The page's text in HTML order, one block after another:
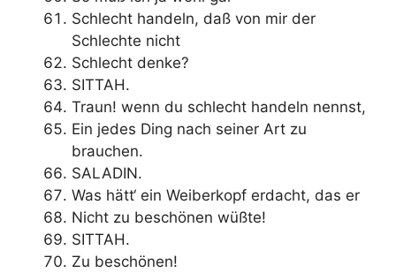
Schlecht handeln, daß von mir der
Schlechte nicht
Schlecht denke?
SITTAH.
Traun! wenn du schlecht handeln nennst,
Ein jedes Ding nach seiner Art zu
brauchen.
SALADIN.
Was hätt‘ ein Weiberkopf erdacht, das er
Nicht zu beschönen wüßte!
SITTAH.
Zu beschönen!